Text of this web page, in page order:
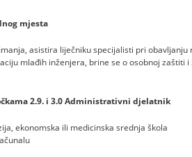
mjesta
asistira liječniku specijalisti pri
mlađih inženjera, brine se o osobnoj zaštiti
2.9. i 3.0 Administrativni djelatnik
ekonomska ili medicinska srednja škola